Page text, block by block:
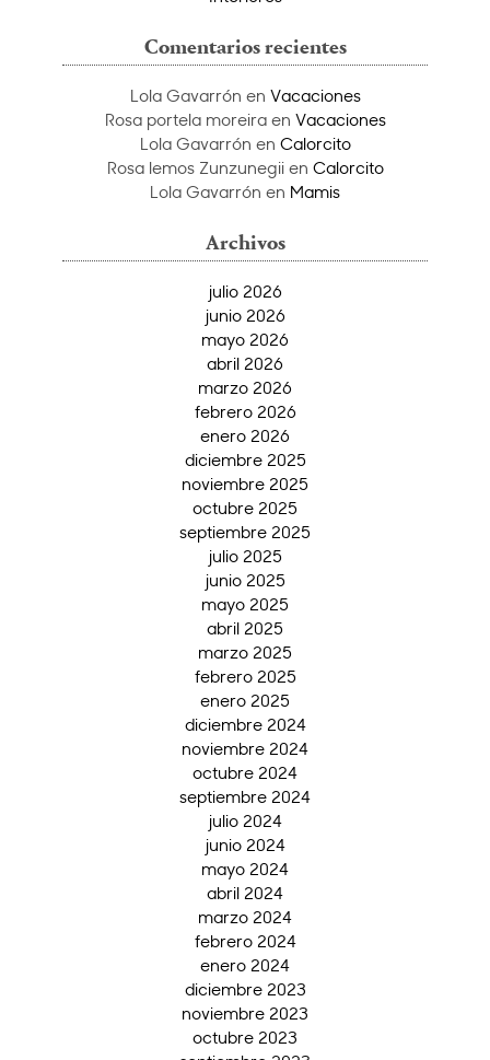
Comentarios recientes
Lola Gavarrón en Vacaciones
Rosa portela moreiraen Vacaciones
Lola Gavarrón en Calorcito
Rosa lemos Zunzunegiien Calorcito
Lola Gavarrón en Mamis
Archivos
julio 2026
junio 2026
mayo 2026
abril 2026
marzo 2026
febrero 2026
enero 2026
diciembre 2025
noviembre 2025
octubre 2025
septiembre 2025
julio 2025
junio 2025
mayo 2025
abril 2025
marzo 2025
febrero 2025
enero 2025
diciembre 2024
noviembre 2024
octubre 2024
septiembre 2024
julio 2024
junio 2024
mayo 2024
abril 2024
marzo 2024
febrero 2024
enero 2024
diciembre 2023
noviembre 2023
octubre 2023